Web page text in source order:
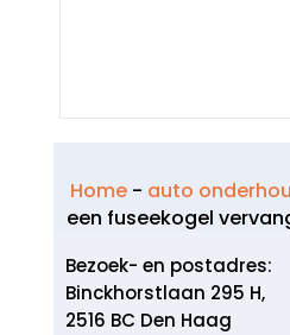
Home- auto
een fuseekogel
Bezoek- en postadres:
Binckhorstlaan 295 H,
2516 BC Den Haag